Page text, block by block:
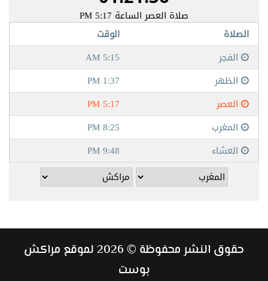
حقوق النشر محفوظة © 2026 لموقع مراكش
بوست